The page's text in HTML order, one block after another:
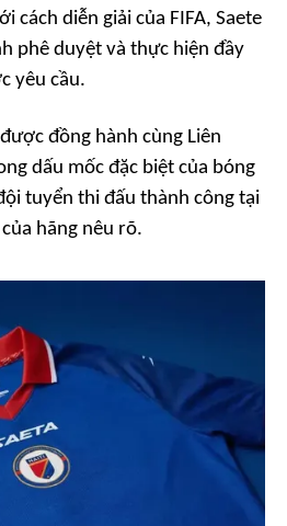
cách diễn giải của FIFA, Saete
phê duyệt và thực hiện đầy
yêu cầu.
đồng hành cùng Liên
dấu mốc đặc biệt của bóng
tuyển thi đấu thành công tại
hãng nêu rõ.